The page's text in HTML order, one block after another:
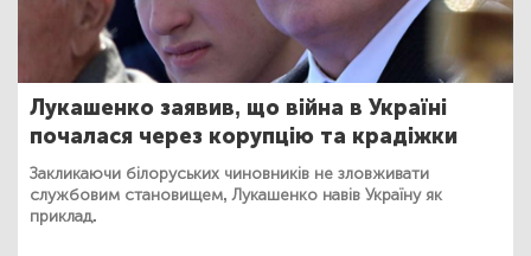
Лукашенко заявив, що війна в Україні
почалася через корупцію та крадіжки
Закликаючи білоруських чиновників не зловживати
службовим становищем, Лукашенко навів Україну як
приклад.